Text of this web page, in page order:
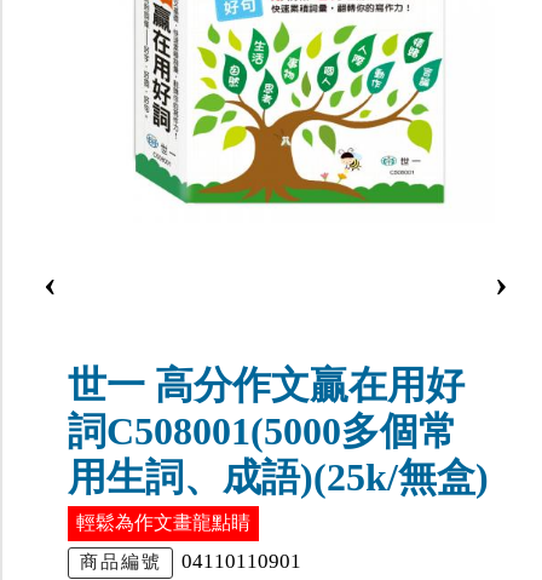
‹ ›
世一 高分作文贏在用好
詞C508001(5000多個常
用生詞、成語)(25k/無盒)
輕鬆為作文畫龍點睛
商品編號 04110110901